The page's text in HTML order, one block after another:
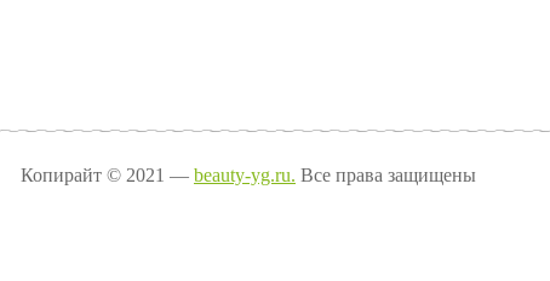
Копирайт © 2021 — beauty-yg.ru. Все права защищены